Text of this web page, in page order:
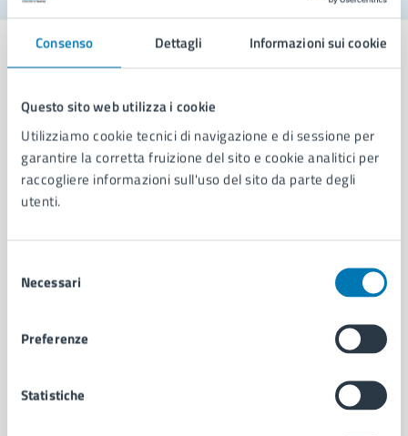
Consenso Dettagli Informazioni sui cookie
Questo sito web utilizza i cookie
Utilizziamo cookie tecnici di navigazione e di sessione per
garantire la corretta fruizione del sito e cookie analitici per
raccogliere informazioni sull'uso del sito da parte degli
utenti.
delNecessari
Preferenze
Statistiche
Comune di Napoli
AMMINISTRAZIONE
Aree amministrative
Enti e fondazioni
Personale amministrativo